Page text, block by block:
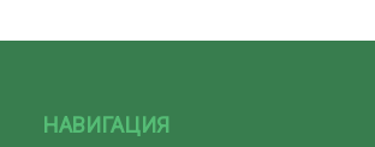
НАВИГАЦИЯ